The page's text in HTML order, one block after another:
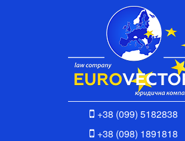
+38 (099) 5182838
+38 (098) 1891818